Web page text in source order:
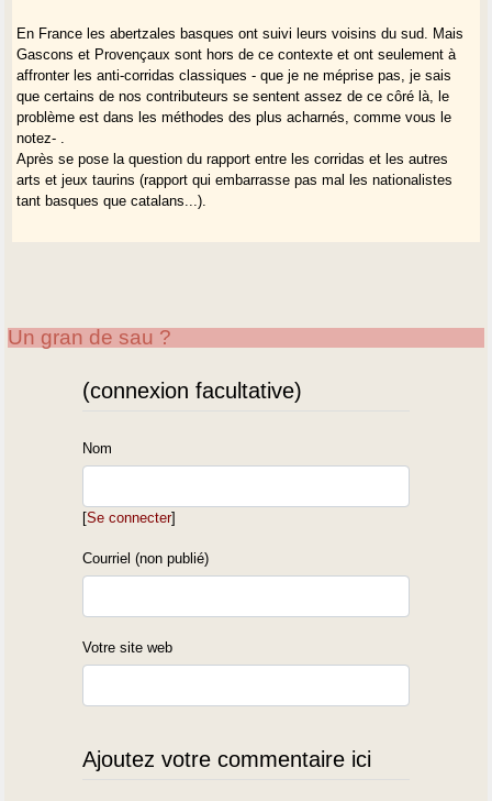
En France les abertzales basques ont suivi leurs voisins du sud. Mais
Gascons et Provençaux sont hors de ce contexte et ont seulement à
affronter les anti-corridas classiques - que je ne méprise pas, je sais
que certains de nos contributeurs se sentent assez de ce côré là, le
problème est dans les méthodes des plus acharnés, comme vous le
notez- .
Après se pose la question du rapport entre les corridas et les autres
arts et jeux taurins (rapport qui embarrasse pas mal les nationalistes
tant basques que catalans...).
Un gran de sau ?
(connexion facultative)
Nom
[Se connecter]
Courriel (non publié)
Votre site web
Ajoutez votre commentaire ici